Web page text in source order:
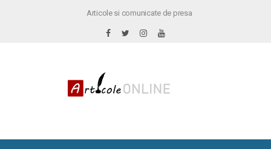
Articole si comunicate de presa